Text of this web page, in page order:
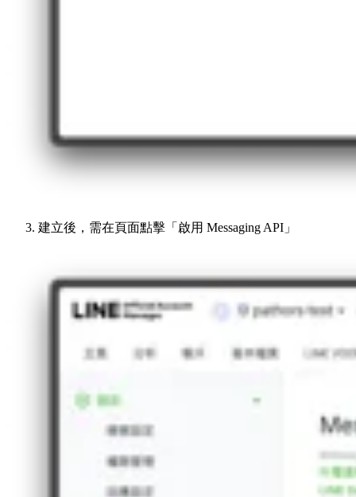
建立後，需在頁面點擊「啟用 Messaging API」